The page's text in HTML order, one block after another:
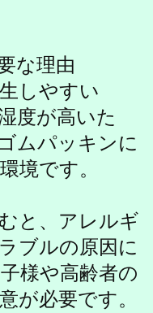
な理由
しやすい
度が高いた
ムパッキンに
境です。
と、アレルギ
ブルの原因に
様や高齢者の
が必要です。